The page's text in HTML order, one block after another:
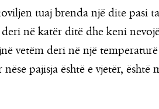
tuaj brenda një dite pasi
në katër ditë dhe keni
vetëm deri në një
pajisja është e vjetër, është